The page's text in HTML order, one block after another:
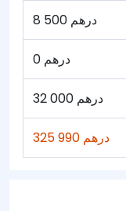
8 500 درهم
0 درهم
32 000 درهم
325 990 درهم